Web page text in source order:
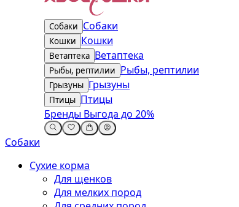
Собаки Собаки
Кошки Кошки
Ветаптека Ветаптека
Рыбы, рептилии Рыбы, рептилии
Грызуны Грызуны
Птицы Птицы
Бренды Выгода до 20%
Собаки
Сухие корма
Для щенков
Для мелких пород